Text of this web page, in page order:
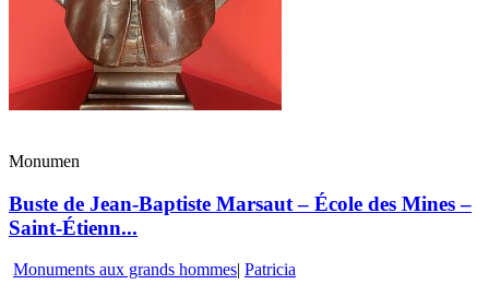
Monumen
Buste de Jean-Baptiste Marsaut – École des Mines –
Saint-Étienn...
Monuments aux grands hommes| Patricia